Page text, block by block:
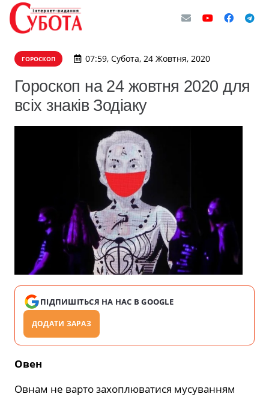
ГОРОСКОП 07:59, Субота, 24 Жовтня, 2020
Гороскоп на 24 жовтня 2020 для
всіх знаків Зодіаку
ПІДПИШІТЬСЯ НА НАС В GOOGLE
ДОДАТИ ЗАРАЗ
Овен
Овнам не варто захоплюватися мусуванням